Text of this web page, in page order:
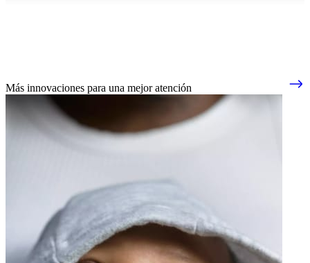
Más innovaciones para una mejor atención